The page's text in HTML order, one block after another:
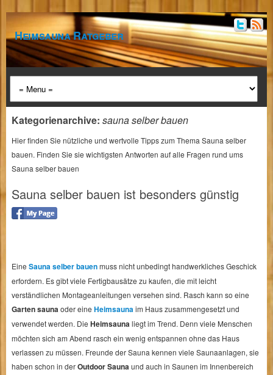
Heimsauna Ratgeber
Kategorienarchive: sauna selber bauen
Hier finden Sie nützliche und wertvolle Tipps zum Thema Sauna selber
bauen. Finden Sie sie wichtigsten Antworten auf alle Fragen rund ums
Sauna selber bauen
Sauna selber bauen ist besonders günstig
Eine Sauna selber bauenmuss nicht unbedingt handwerkliches Geschick
erfordern. Es gibt viele Fertigbausätze zu kaufen, die mit leicht
verständlichen Montageanleitungen versehen sind. Rasch kann so eine
Garten sauna oder eine Heimsauna im Haus zusammengesetzt und
verwendet werden. Die Heimsauna liegt im Trend. Denn viele Menschen
möchten sich am Abend rasch ein wenig entspannen ohne das Haus
verlassen zu müssen. Freunde der Sauna kennen viele Saunaanlagen, sie
haben schon in derOutdoor Sauna und auch in Saunen im Innenbereich